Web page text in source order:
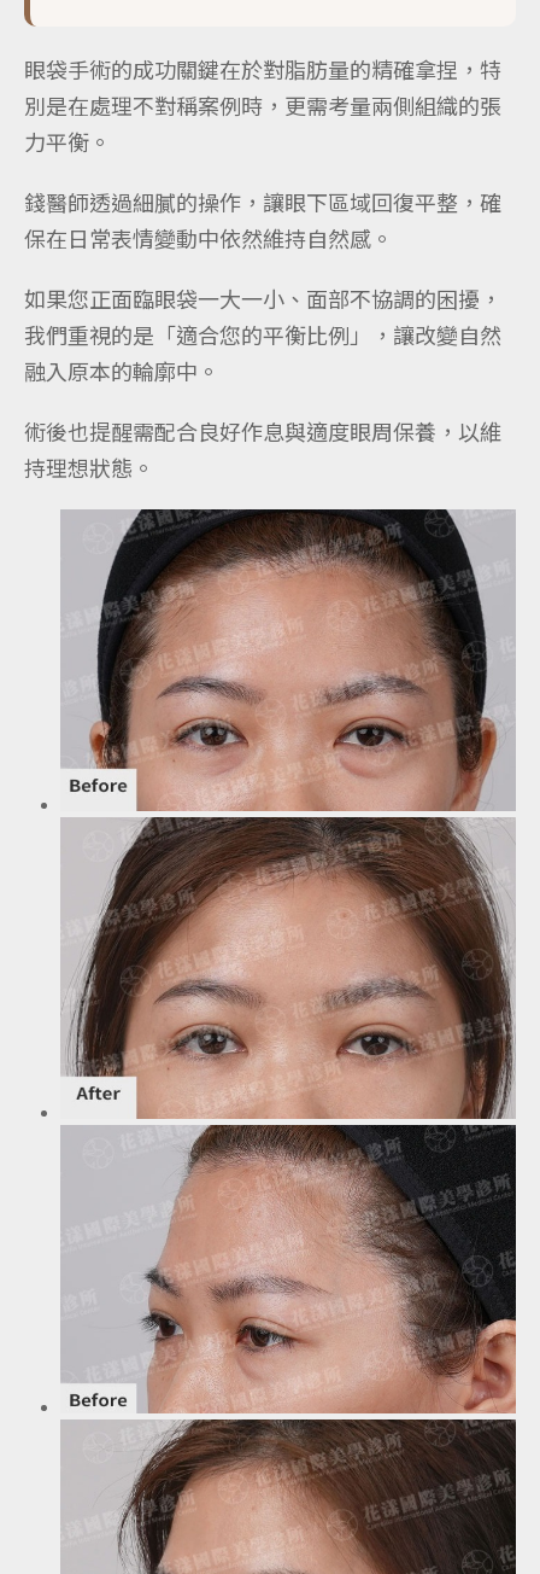
眼袋手術的成功關鍵在於對脂肪量的精確拿捏，特
別是在處理不對稱案例時，更需考量兩側組織的張
力平衡。
錢醫師透過細膩的操作，讓眼下區域回復平整，確
保在日常表情變動中依然維持自然感。
如果您正面臨眼袋一大一小、面部不協調的困擾，
我們重視的是「適合您的平衡比例」，讓改變自然
融入原本的輪廓中。
術後也提醒需配合良好作息與適度眼周保養，以維
持理想狀態。